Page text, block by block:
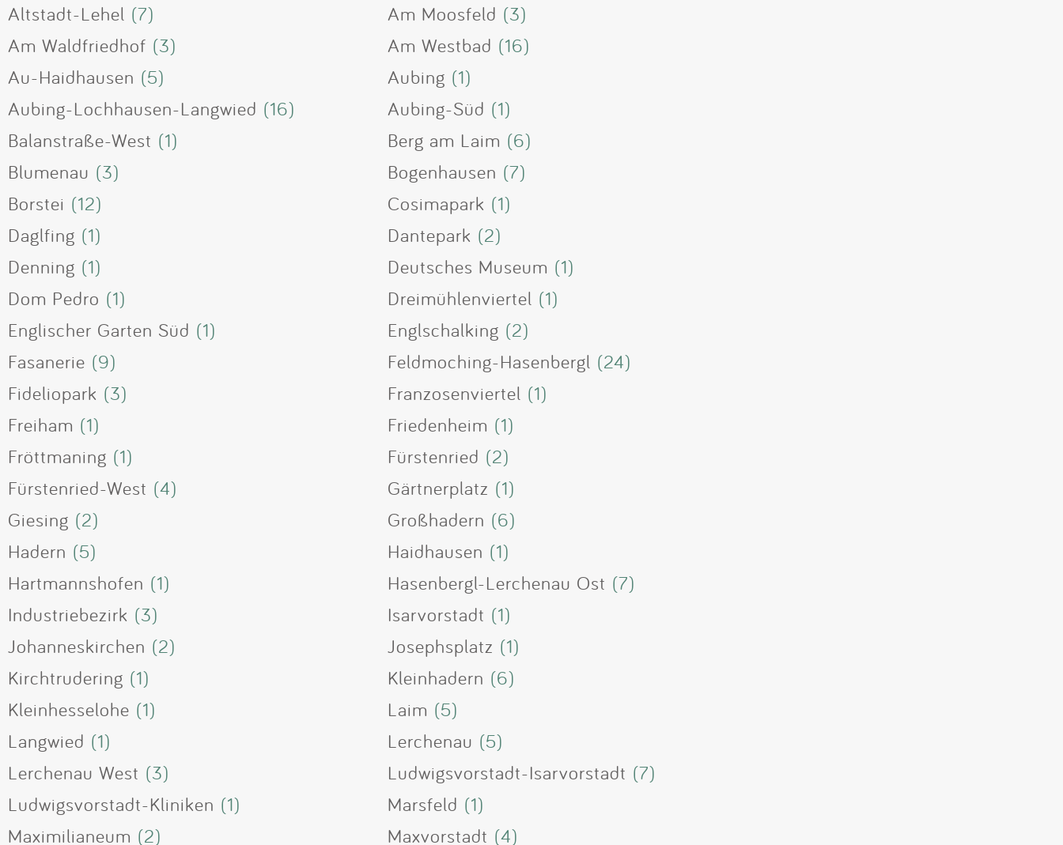
Altstadt-Lehel (7) Am Moosfeld (3)
Am Waldfriedhof (3) Am Westbad (16)
Au-Haidhausen (5) Aubing (1)
Aubing-Lochhausen-Langwied (16) Aubing-Süd (1)
Balanstraße-West (1) Berg am Laim (6)
Blumenau (3) Bogenhausen (7)
Borstei (12) Cosimapark (1)
Daglfing (1) Dantepark (2)
Denning (1) Deutsches Museum (1)
Dom Pedro (1) Dreimühlenviertel (1)
Englischer Garten Süd (1) Englschalking (2)
Fasanerie (9) Feldmoching-Hasenbergl (24)
Fideliopark (3) Franzosenviertel (1)
Freiham (1) Friedenheim (1)
Fröttmaning (1) Fürstenried (2)
Fürstenried-West (4) Gärtnerplatz (1)
Giesing (2) Großhadern (6)
Hadern (5) Haidhausen (1)
Hartmannshofen (1) Hasenbergl-Lerchenau Ost (7)
Industriebezirk (3) Isarvorstadt (1)
Johanneskirchen (2) Josephsplatz (1)
Kirchtrudering (1) Kleinhadern (6)
Kleinhesselohe (1) Laim (5)
Langwied (1) Lerchenau (5)
Lerchenau West (3) Ludwigsvorstadt-Isarvorstadt (7)
Ludwigsvorstadt-Kliniken (1) Marsfeld (1)
Maximilianeum (2) Maxvorstadt (4)